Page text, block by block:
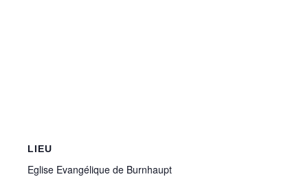
LIEU
Eglise Evangélique de Burnhaupt